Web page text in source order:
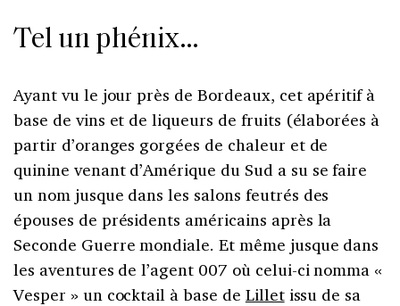
Tel un phénix…
Ayant vu le jour près de Bordeaux, cet apéritif à
base de vins et de liqueurs de fruits (élaborées à
partir d’oranges gorgées de chaleur et de
quinine venant d’Amérique du Sud a su se faire
un nom jusque dans les salons feutrés des
épouses de présidents américains après la
Seconde Guerre mondiale. Et même jusque dans
les aventures de l’agent 007 où celui-ci nomma «
Vesper » un cocktail à base de Lilletissu de sa